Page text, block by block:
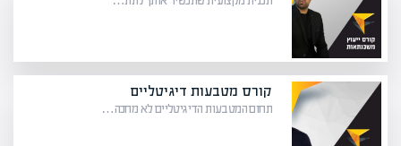
קורס מטבעות דיגיטליים
תחום המטבעות הדיגיטליים לא מחכה…